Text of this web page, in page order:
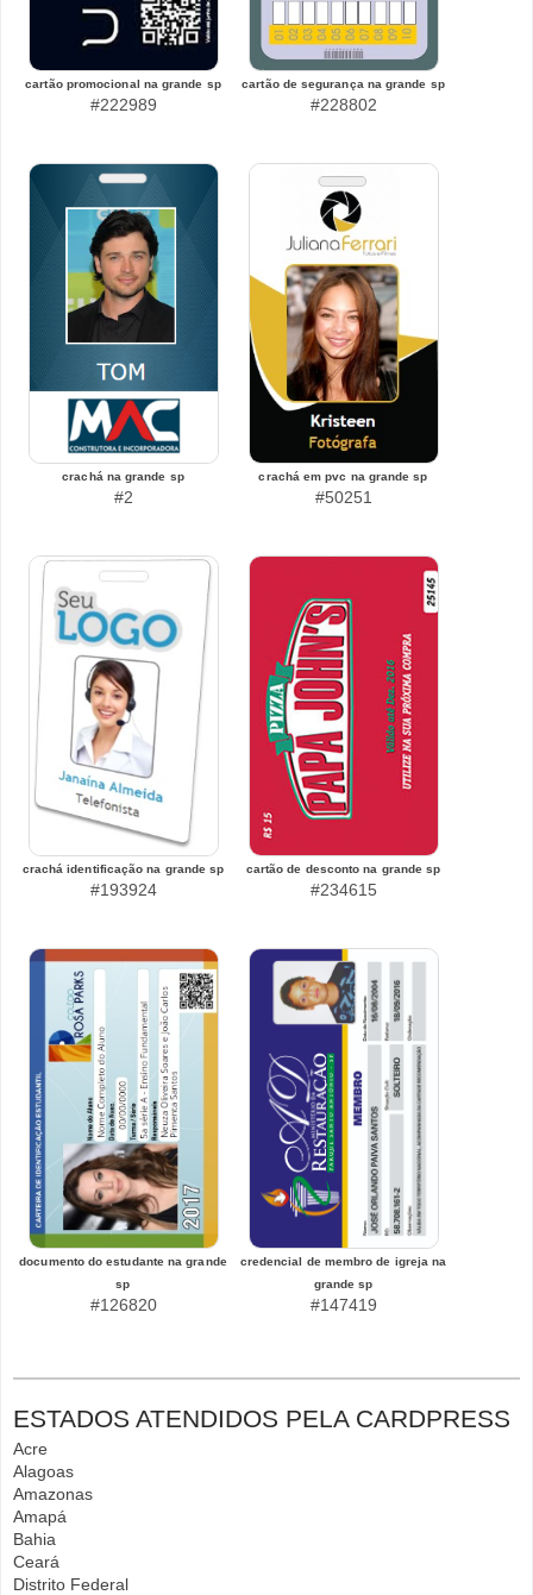
cartão promocional na grande sp
#222989
cartão de segurança na grande sp
#228802
crachá na grande sp
#2
crachá em pvc na grande sp
#50251
crachá identificação na grande sp
#193924
cartão de desconto na grande sp
#234615
documento do estudante na grande
sp
#126820
credencial de membro de igreja na
grande sp
#147419
ESTADOS ATENDIDOS PELA CARDPRESS
Acre
Alagoas
Amazonas
Amapá
Bahia
Ceará
Distrito Federal